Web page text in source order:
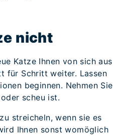
nicht
Katze Ihnen von sich aus
für Schritt weiter. Lassen
beginnen. Nehmen Sie
scheu ist.
streicheln, wenn sie es
Ihnen sonst womöglich